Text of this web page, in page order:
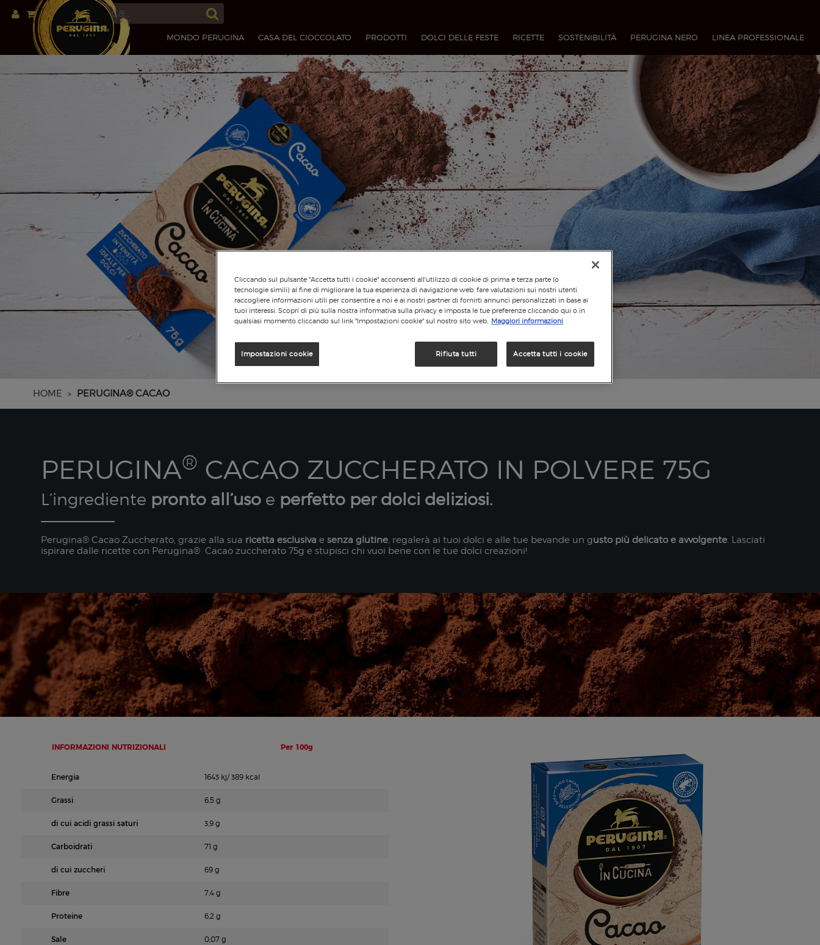
MONDO PERUGINA CASA DEL CIOCCOLATO PRODOTTI DOLCI DELLE FESTE RICETTE SOSTENIBILITÀ PERUGINA NERO LINEA PROFESSIONALE​
HOME > PERUGINA® CACAO
PERUGINA® CACAO ZUCCHERATO IN POLVERE 75G
L’ingrediente pronto all’uso e perfetto per dolci deliziosi.
Perugina® Cacao Zuccherato, grazie alla sua ricetta esclusiva esenza glutine, regalerà ai tuoi dolci e alle tue bevande un gusto più delicato e avvolgente. Lasciati
ispirare dalle ricette con Perugina® Cacao zuccherato 75g e stupisci chi vuoi bene con le tue dolci creazioni!
INFORMAZIONI NUTRIZIONALI Per 100g
Energia 1643 kj/ 389 kcal
Grassi 6,5 g
di cui acidi grassi saturi 3,9 g
Carboidrati 71 g
di cui zuccheri 69 g
Fibre 7,4 g
Proteine 6,2 g
Sale 0,07 g
Cliccando sul pulsante "Accetta tutti i cookie" acconsenti all'utilizzo di cookie di prima e terza parte (o
tecnologie simili) al fine di migliorare la tua esperienza di navigazione web, fare valutazioni sui nostri utenti,
raccogliere informazioni utili per consentire a noi e ai nostri partner di fornirti annunci personalizzati in base ai
tuoi interessi. Scopri di più sulla nostra informativa sulla privacy e imposta le tue preferenze cliccando qui o in
qualsiasi momento cliccando sul link "Impostazioni cookie" sul nostro sito web. Maggiori informazioni
Rifiuta tutti Accetta tutti i cookie
Impostazioni cookie